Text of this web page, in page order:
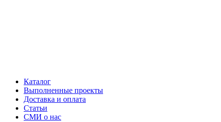
Каталог
Выполненные проекты
Доставка и оплата
Статьи
СМИ о нас